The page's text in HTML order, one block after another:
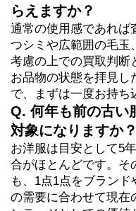
らえますか？
通常の使用感であれば
つシミや広範囲の毛玉
考慮の上での買取判断
お品物の状態を拝見し
で、まずは一度お持ち
Q. 何年も前の古い
対象になりますか？
お洋服は目安として5
合がほとんどです。そ
も、1点1点をブラン
の需要に合わせて現在